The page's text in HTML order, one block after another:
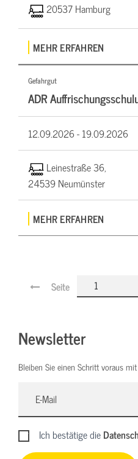
20537 Hamburg
MEHR ERFAHREN
Gefahrgut
ADR
12.09.2026 -19.09.2026
Leinestraße 36,
24539 Neumünster
MEHR ERFAHREN
Seite
Newsletter
Bleiben Sie einen Schritt voraus
Ich bestätige die